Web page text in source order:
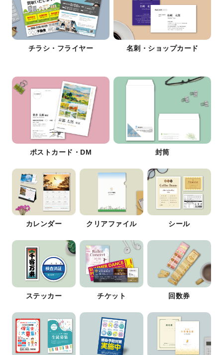
チラシ・フライヤー 名刺・ショップカード
ポストカード・DM 封筒
カレンダー クリアファイル シール
ステッカー チケット 回数券